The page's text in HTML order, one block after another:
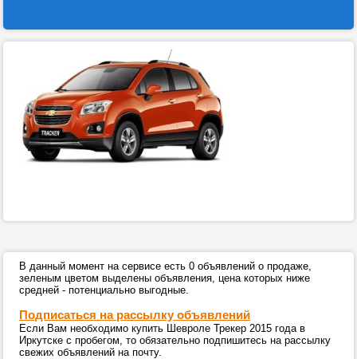
В данный момент на сервисе есть 0 объявлений о продаже,
зеленым цветом выделены объявления, цена которых ниже
средней - потенциально выгодные.
Подписаться на рассылку объявлений
Если Вам необходимо купить Шевроле Трекер 2015 года в
Иркутске с пробегом, то обязательно подпишитесь на рассылку
свежих объявлений на почту.